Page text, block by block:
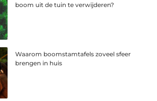
boom uit de tuin te verwijderen?
Waarom boomstamtafels zoveel sfeer
brengen in huis